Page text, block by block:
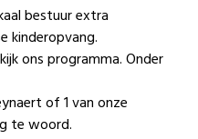
bestuur extra
kinderopvang.
ons programma. Onder
of 1 van onze
te woord.